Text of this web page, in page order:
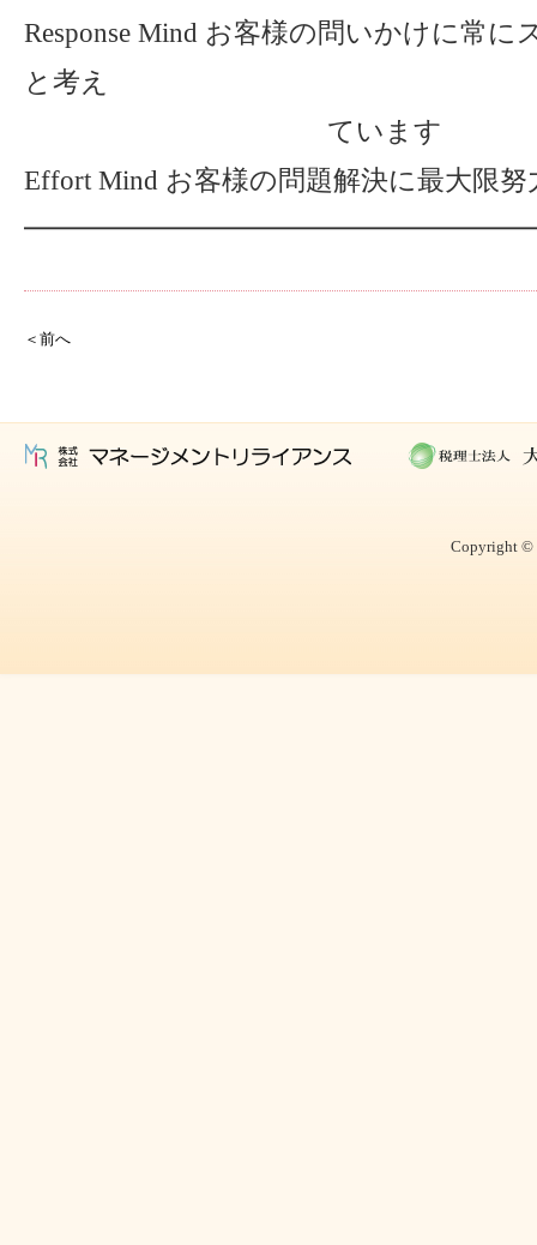
Response Mind お客様の問いかけに常
と考え
ています
Effort Mind お客様の問題解決に最大限
＜前へ
Copyright ©